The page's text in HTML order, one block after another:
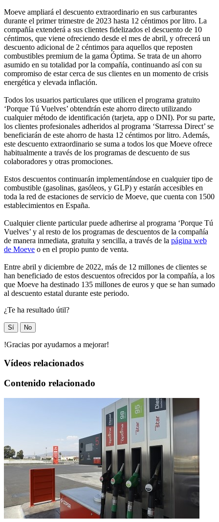
Moeve ampliará el descuento extraordinario en sus carburantes
durante el primer trimestre de 2023 hasta 12 céntimos por litro. La
compañía extenderá a sus clientes fidelizados el descuento de 10
céntimos, que viene ofreciendo desde el mes de abril, y ofrecerá un
descuento adicional de 2 céntimos para aquellos que reposten
combustibles premium de la gama Óptima. Se trata de un ahorro
asumido en su totalidad por la compañía, continuando así con su
compromiso de estar cerca de sus clientes en un momento de crisis
energética y elevada inflación.
Todos los usuarios particulares que utilicen el programa gratuito
‘Porque Tú Vuelves’ obtendrán este ahorro directo utilizando
cualquier método de identificación (tarjeta, app o DNI). Por su parte,
los clientes profesionales adheridos al programa ‘Starressa Direct’ se
beneficiarán de este ahorro de hasta 12 céntimos por litro. Además,
este descuento extraordinario se suma a todos los que Moeve ofrece
habitualmente a través de los programas de descuento de sus
colaboradores y otras promociones.
Estos descuentos continuarán implementándose en cualquier tipo de
combustible (gasolinas, gasóleos, y GLP) y estarán accesibles en
toda la red de estaciones de servicio de Moeve, que cuenta con 1500
establecimientos en España.
Cualquier cliente particular puede adherirse al programa ‘Porque Tú
Vuelves’ y al resto de los programas de descuentos de la compañía
de manera inmediata, gratuita y sencilla, a través de la página web
de Moeve o en el propio punto de venta.
Entre abril y diciembre de 2022, más de 12 millones de clientes se
han beneficiado de estos descuentos ofrecidos por la compañía, a los
que Moeve ha destinado 135 millones de euros y que se han sumado
al descuento estatal durante este periodo.
¿Te ha resultado útil?
Sí No
!Gracias por ayudarnos a mejorar!
Vídeos relacionados
Contenido relacionado